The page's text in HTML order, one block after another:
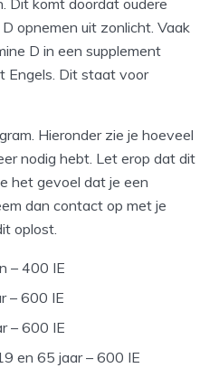
Dit komt doordat oudere
opnemen uit zonlicht. Vaak
D in een supplement
Engels. Dit staat voor
Hieronder zie je hoeveel
nodig hebt. Let erop dat dit
het gevoel dat je een
dan contact op met je
oplost.
– 400 IE
– 600 IE
– 600 IE
en 65 jaar – 600 IE